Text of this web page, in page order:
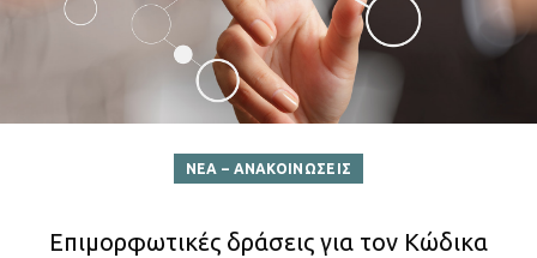
ΝΕΑ – ΑΝΑΚΟΙΝΩΣΕΙΣ
Επιμορφωτικές δράσεις για τον Κώδικα